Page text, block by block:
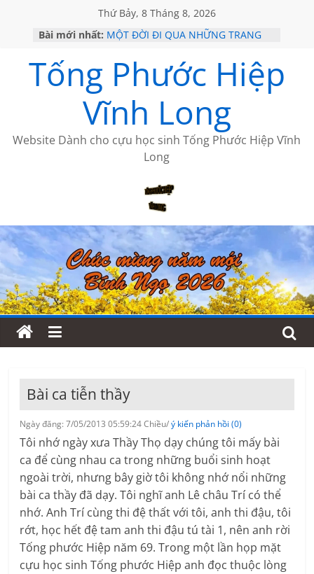
Thứ Bảy, 8 Tháng 8, 2026
Bài mới nhất: MỘT ĐỜI ĐI QUA NHỮNG TRANG
KHÔNG ĐỀ 19 CỦA THÁI LÃO
CHÙM THƠ CỦA BÍCH HÀ
GIÃ TỪ ĐÀ LẠT của ANTH ĐOÀN
HỌC SỬ HỒI XƯA
Tống Phước Hiệp
Vĩnh Long
Website Dành cho cựu học sinh Tống Phước Hiệp Vĩnh
Long
Bài ca tiễn thầy
Ngày đăng: 7/05/2013 05:59:24 Chiều/ý kiến phản hồi (0)
Tôi nhớ ngày xưa Thầy Thọ dạy chúng tôi mấy bài
ca để cùng nhau ca trong những buổi sinh hoạt
ngoài trời, nhưng bây giờ tôi không nhớ nổi những
bài ca thầy đã dạy. Tôi nghĩ anh Lê châu Trí có thể
nhớ. Anh Trí cùng thi đệ thất với tôi, anh thi đậu, tôi
rớt, học hết đệ tam anh thi đậu tú tài 1, nên anh rời
Tống phước Hiệp năm 69. Trong một lần họp mặt
cựu học sinh Tống phước Hiệp anh đọc thuộc lòng